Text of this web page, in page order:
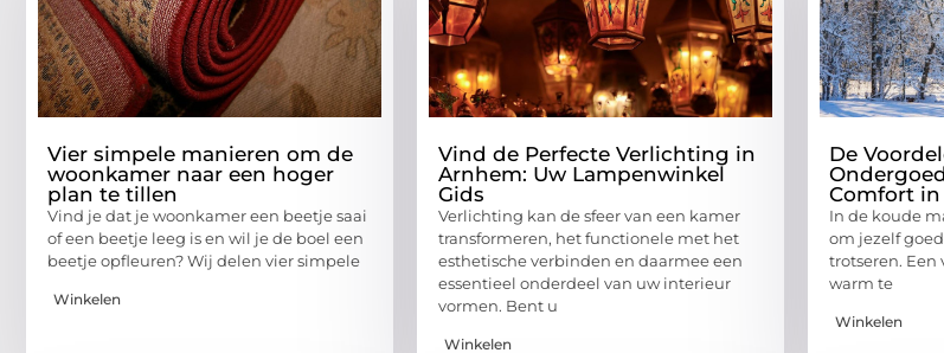
Vier simpele manieren om de
woonkamer naar een hoger
plan te tillen
Vind je dat je woonkamer een beetje saai
of een beetje leeg is en wil je de boel een
beetje opfleuren? Wij delen vier simpele
Winkelen
Vind de Perfecte Verlichting in
Arnhem: Uw Lampenwinkel
Gids
Verlichting kan de sfeer van een kamer
transformeren, het functionele met het
esthetische verbinden en daarmee een
essentieel onderdeel van uw interieur
vormen. Bent u
Winkelen
De
Comfort in
In de koude
om jezelf
trotseren. Een
warm te
Winkelen